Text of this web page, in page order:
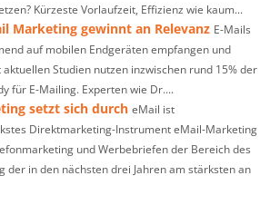
Kürzeste Vorlaufzeit, Effizienz wie kaum...
Marketing gewinnt an Relevanz E-Mails
auf mobilen Endgeräten empfangen und
Studien nutzen inzwischen rund 15% der
für E-Mailing. Experten wie Dr....
setzt sich durch eMail ist
Direktmarketing-Instrument eMail-Marketing
und Werbebriefen der Bereich des
der in den nächsten drei Jahren am stärksten an